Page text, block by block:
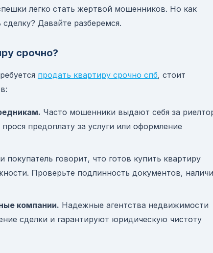
легко стать жертвой мошенников. Но как
Давайте разберемся.
срочно?
продать квартиру срочно спб, стоит
Часто мошенники выдают себя за
предоплату за услуги или оформление
покупатель говорит, что готов купить квартиру
Проверьте подлинность документов,
компании. Надежные агентства недвижимости
сделки и гарантируют юридическую чистоту